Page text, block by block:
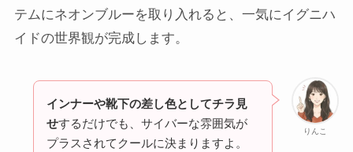
テムにネオンブルーを取り入れると、一気にイグニハ
イドの世界観が完成します。
りんこ
インナーや靴下の差し色としてチラ見
せするだけでも、サイバーな雰囲気が
プラスされてクールに決まりますよ。